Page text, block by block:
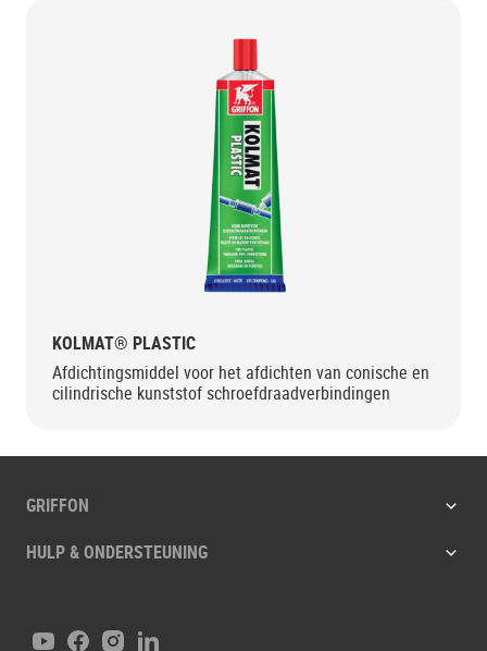
KOLMAT® PLASTIC
Afdichtingsmiddel voor het afdichten van conische en
cilindrische kunststof schroefdraadverbindingen
GRIFFON
HULP & ONDERSTEUNING